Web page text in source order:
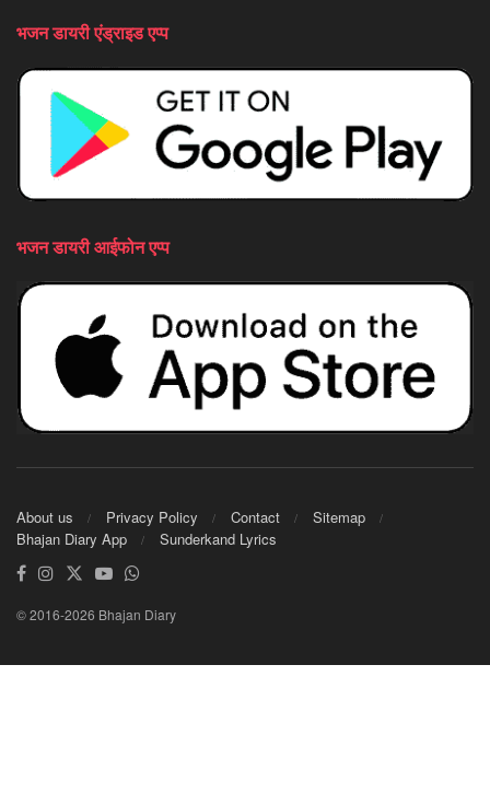
भजन डायरी एंड्राइड एप्प
भजन डायरी आईफोन एप्प
About us Privacy Policy Contact
Sitemap
Bhajan Diary App
Sunderkand Lyrics
© 2016-2026 Bhajan Diary